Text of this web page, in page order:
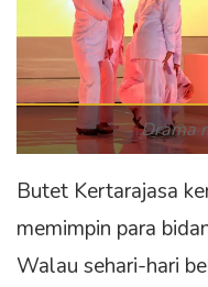
Drama
Butet Kertarajasa
memimpin para
Walau sehari-hari